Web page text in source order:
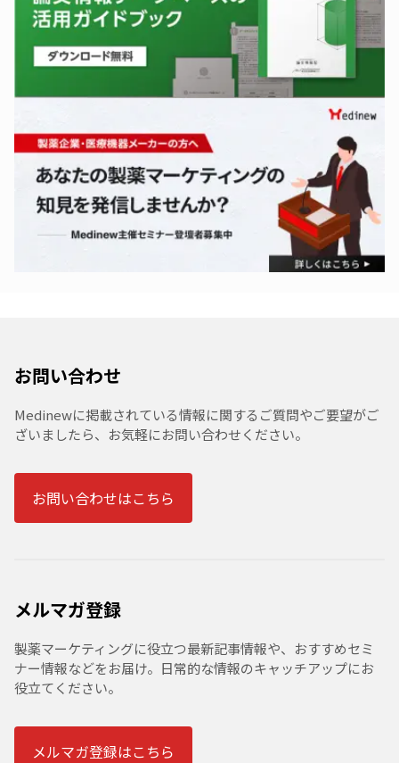
お問い合わせ
Medinewに掲載されている情報に関するご質問やご要望がご
ざいましたら、お気軽にお問い合わせください。
お問い合わせはこちら
メルマガ登録
製薬マーケティングに役立つ最新記事情報や、おすすめセミ
ナー情報などをお届け。日常的な情報のキャッチアップにお
役立てください。
メルマガ登録はこちら